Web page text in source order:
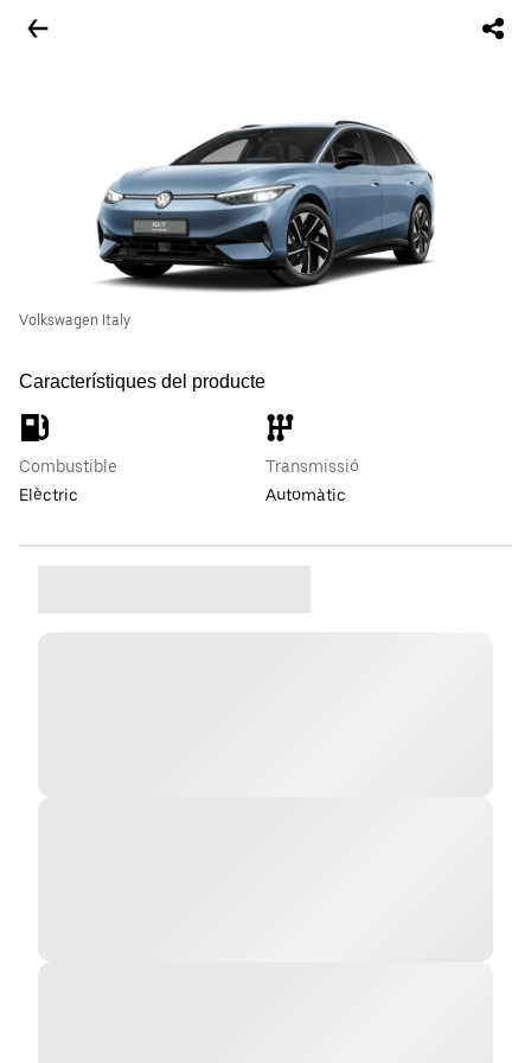
Volkswagen Italy
Característiques del producte
Combustible
Elèctric
Transmissió
Automàtic